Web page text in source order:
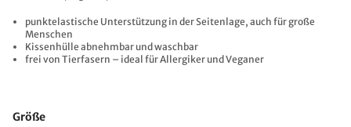
punktelastische Unterstützung in der Seitenlage, auch für große
Menschen
Kissenhülle abnehmbar und waschbar
frei von Tierfasern – ideal für Allergiker und Veganer
Größe